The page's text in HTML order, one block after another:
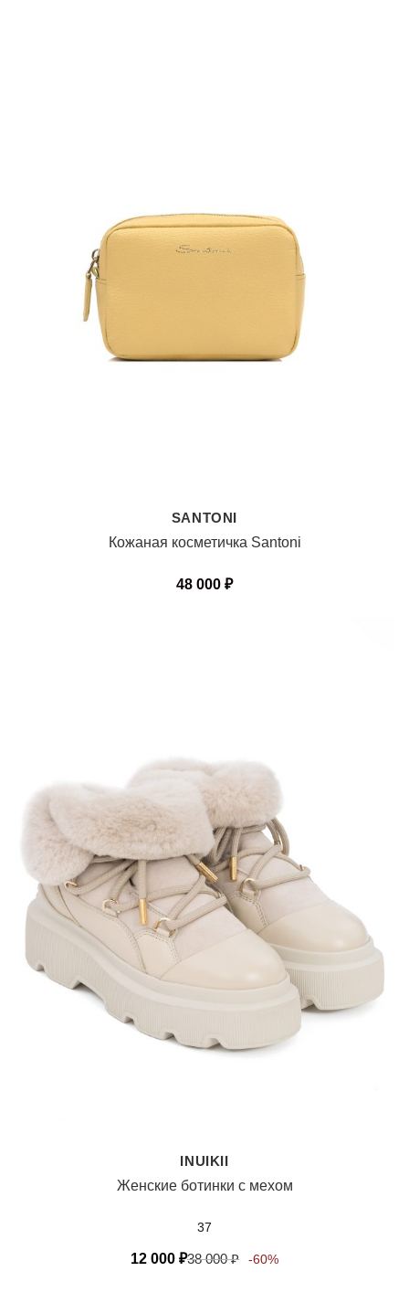
SANTONI
Кожаная косметичка Santoni
48 000 ₽
INUIKII
Женские ботинки с мехом
37
12 000 ₽38 000₽ -60%